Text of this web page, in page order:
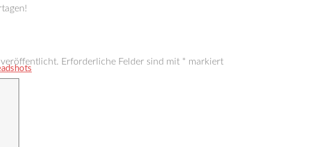
Erforderliche Felder sind mit * markiert